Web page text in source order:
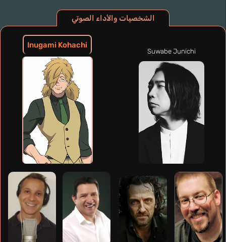
الشخصيات والأداء الصوتي
Inugami Kohachi
Suwabe Junichi